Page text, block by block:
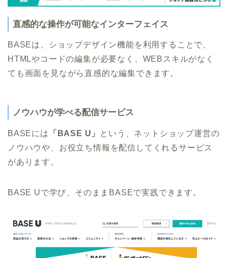
直感的な操作が可能なインターフェイス
BASEは、ショップデザイン機能を利用することで、
HTMLやコードの編集が必要なく、WEBスキルがなく
ても画面を見ながら直感的な編集できます。
ノウハウが学べる配信サービス
BASEには 「BASE U」
という、ネットショップ運営の
ノウハウや、お役立ち情報を配信してくれるサービス
があります。
BASE Uで学び、そのままBASEで実践できます。